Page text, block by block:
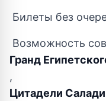
Билеты без
Возможность
Гранд
,
Цитадели